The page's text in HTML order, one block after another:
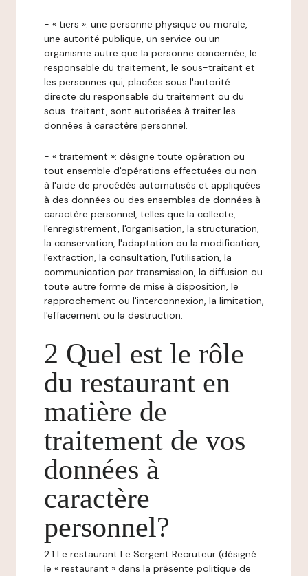
- « tiers »: une personne physique ou morale,
une autorité publique, un service ou un
organisme autre que la personne concernée, le
responsable du traitement, le sous-traitant et
les personnes qui, placées sous l'autorité
directe du responsable du traitement ou du
sous-traitant, sont autorisées à traiter les
données à caractère personnel.
- « traitement »: désigne toute opération ou
tout ensemble d'opérations effectuées ou non
à l'aide de procédés automatisés et appliquées
à des données ou des ensembles de données à
caractère personnel, telles que la collecte,
l'enregistrement, l'organisation, la structuration,
la conservation, l'adaptation ou la modification,
l'extraction, la consultation, l'utilisation, la
communication par transmission, la diffusion ou
toute autre forme de mise à disposition, le
rapprochement ou l'interconnexion, la limitation,
l'effacement ou la destruction.
2 Quel est le rôle
du restaurant en
matière de
traitement de vos
données à
caractère
personnel?
2.1 Le restaurant Le Sergent Recruteur (désigné
le « restaurant » dans la présente politique de